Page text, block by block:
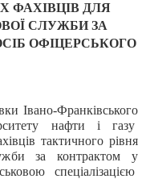
ФАХІВЦІВ ДЛЯ
СЛУЖБИ ЗА
ОФІЦЕРСЬКОГО
Івано-Франківського
нафти і газу
тактичного рівня
за контрактом у
спеціалізацією